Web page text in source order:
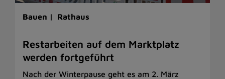
Bauen | Rathaus
Restarbeiten auf dem Marktplatz
werden fortgeführt
Nach der Winterpause geht es am 2. März